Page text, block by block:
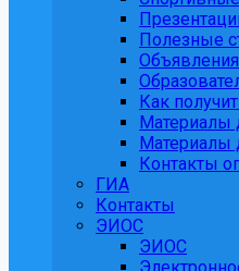
Полезные
Объявления
Как
Материалы
Материалы
Контакты
ГИА
Контакты
ЭИОС
ЭИОС